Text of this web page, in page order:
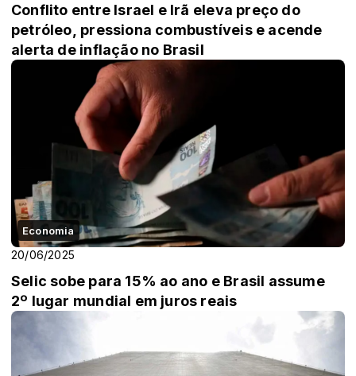
Conflito entre Israel e Irã eleva preço do
petróleo, pressiona combustíveis e acende
alerta de inflação no Brasil
Economia
20/06/2025
Selic sobe para 15% ao ano e Brasil assume
2º lugar mundial em juros reais